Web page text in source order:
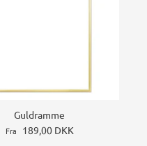
Guldramme
Fra 189,00 DKK